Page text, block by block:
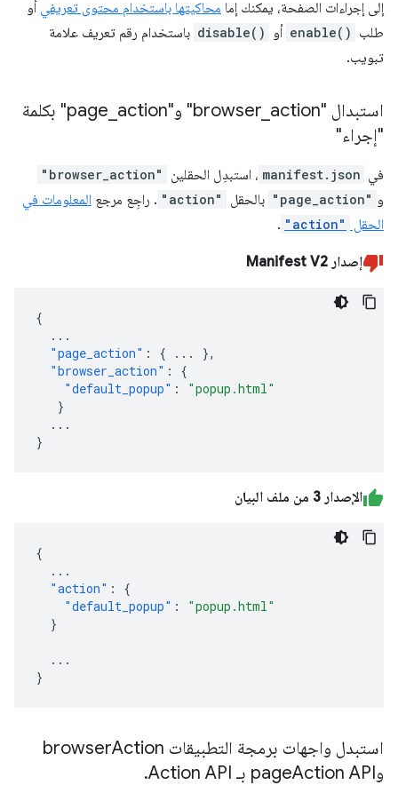
إلى إجراءات الصفحة، يمكنك إما محاكيتها باستخدام محتوى تعريفي أو
طلب enable() أو disable() باستخدام رقم تعريف علامة
تبويب.
استبدال "browseraction" و"page
action" بكلمة
"إجراء"
في manifest.json ، استبدِل الحقلين "browser_action"
و "page_action" بالحقل "action" . راجِع مرجع المعلومات في
الحقل
"action"
.
إصدار Manifest V2
{
...
"page_action" : { ...
},
"browser_action" :
{
"default_popup" :
"popup.html"
}
...
}
الإصدار 3 من ملف البيان
{
...
"action" :
{
"default_popup" :
"popup.html"
}
...
}
استبدل واجهات برمجة التطبيقات browser Action
وpageAction API بـ Action API .